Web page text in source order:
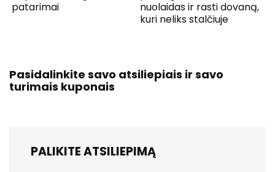
patarimai
nuolaidas ir rasti dovaną,
kuri neliks stalčiuje
Pasidalinkite savo atsiliepiais ir savo
turimais kuponais
PALIKITE ATSILIEPIMĄ